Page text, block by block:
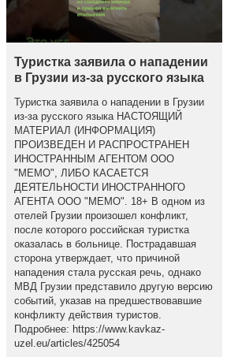
Туристка заявила о нападении
в Грузии из-за русского языка
Туристка заявила о нападении в Грузии
из-за русского языка НАСТОЯЩИЙ
МАТЕРИАЛ (ИНФОРМАЦИЯ)
ПРОИЗВЕДЕН И РАСПРОСТРАНЕН
ИНОСТРАННЫМ АГЕНТОМ ООО
"МЕМО", ЛИБО КАСАЕТСЯ
ДЕЯТЕЛЬНОСТИ ИНОСТРАННОГО
АГЕНТА ООО "МЕМО". 18+ В одном из
отелей Грузии произошел конфликт,
после которого российская туристка
оказалась в больнице. Пострадавшая
сторона утверждает, что причиной
нападения стала русская речь, однако
МВД Грузии представило другую версию
событий, указав на предшествовавшие
конфликту действия туристов.
Подробнее: https://www.kavkaz-
uzel.eu/articles/425054